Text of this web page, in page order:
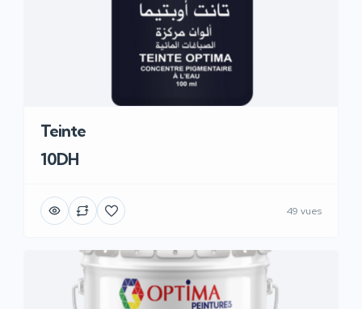
Teinte
10DH
49 vues